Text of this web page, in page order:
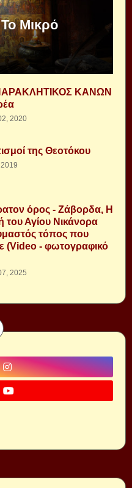
Μικρό
ΚΑΝΩΝ
2020
της Θεοτόκου
όρος - Ζάβορδα, Η
του Αγίου Νικάνορα
τόπος που
(Video - φωτογραφικό
2025